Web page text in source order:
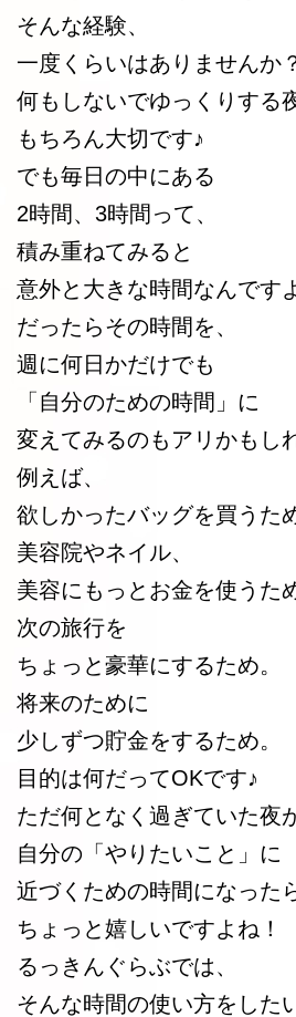
そんな経験、
一度くらいはありませんか
何もしないでゆっくりする
もちろん大切です♪
でも毎日の中にある
2時間、3時間って、
積み重ねてみると
意外と大きな時間なんです
だったらその時間を、
週に何日かだけでも
「自分のための時間」に
変えてみるのもアリかもし
例えば、
欲しかったバッグを買うた
美容院やネイル、
美容にもっとお金を使うた
次の旅行を
ちょっと豪華にするため。
将来のために
少しずつ貯金をするため。
目的は何だってOKです♪
ただ何となく過ぎていた夜
自分の「やりたいこと」に
近づくための時間になった
ちょっと嬉しいですよね！
るっきんぐらぶでは、
そんな時間の使い方をした